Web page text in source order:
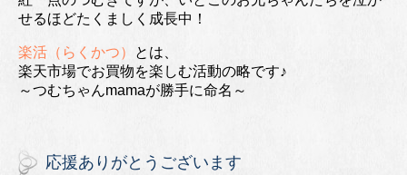
せるほどたくましく成長中！
楽活（らくかつ）
とは、
楽天市場でお買物を楽しむ活動の略です♪
～つむちゃんmamaが勝手に命名～
応援ありがとうございます